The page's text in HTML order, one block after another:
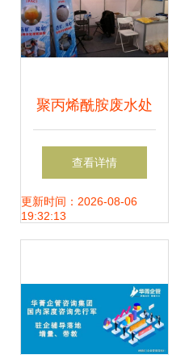
聚丙烯酰胺废水处
理 新奇化工厂的专
业信息咨询服务
查看详情
更新时间：2026-08-06
19:32:13